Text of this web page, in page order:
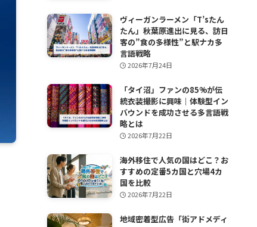
ヴィーガンラーメン「T’sたん
たん」秋葉原進出に見る、訪日
客の”食の多様性”と駅ナカ多
言語戦略
2026年7月24日
「タイ沼」ファンの85%が伝
統衣装撮影に興味｜体験型イン
バウンドを成功させる多言語戦
略とは
2026年7月22日
海外移住で人気の国はどこ？お
すすめの定番5カ国と穴場4カ
国を比較
2026年7月22日
地域密着型広告「街アドメディ